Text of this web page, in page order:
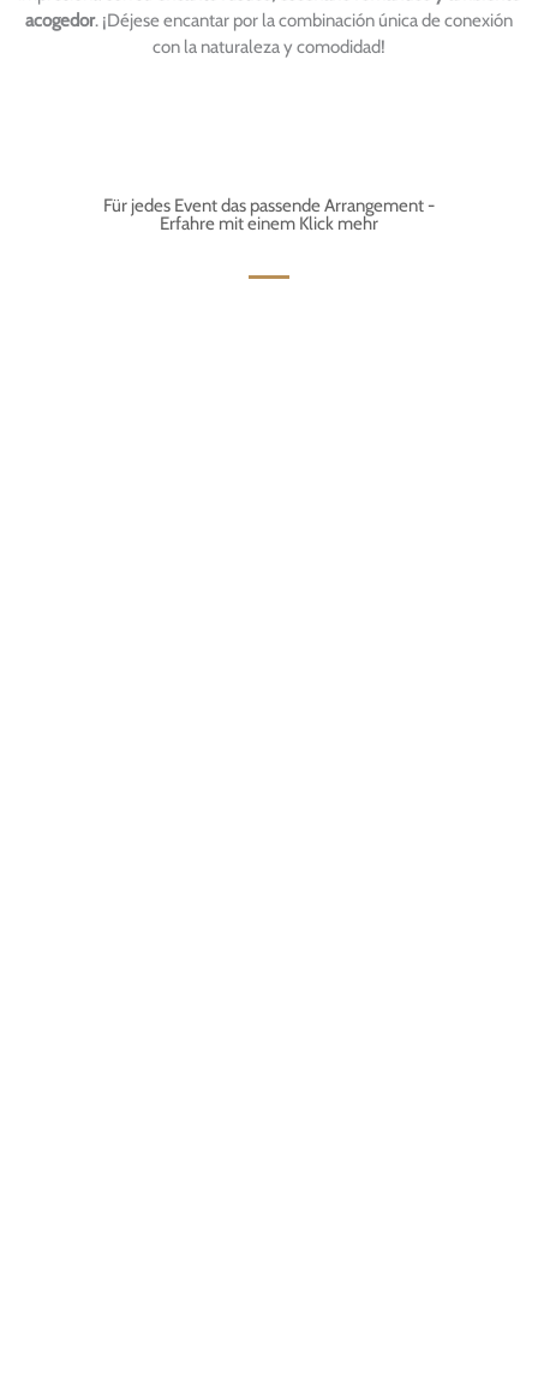
acogedor. ¡Déjese encantar por la combinación única de conexión
con la naturaleza y comodidad!
Für jedes Event das passende Arrangement -
Erfahre mit einem Klick mehr